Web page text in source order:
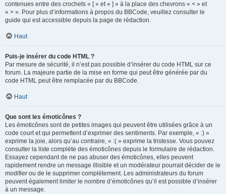
contenues entre des crochets « [ » et « ] » à la place des chevrons « < » et
« > ». Pour plus d’informations à propos du BBCode, veuillez consulter le
guide qui est accessible depuis la page de rédaction.
Haut
Puis-je insérer du code HTML ?
Par mesure de sécurité, il n’est pas possible d’insérer du code HTML sur ce
forum. La majeure partie de la mise en forme qui peut être générée par du
code HTML peut être remplacée par du BBCode.
Haut
Que sont les émoticônes ?
Les émoticônes sont de petites images qui peuvent être utilisées grâce à un
code court et qui permettent d’exprimer des sentiments. Par exemple, « :) »
exprime la joie, alors qu’au contraire, « :( » exprime la tristesse. Vous pouvez
consulter la liste complète des émoticônes depuis le formulaire de rédaction.
Essayez cependant de ne pas abuser des émoticônes, elles peuvent
rapidement rendre un message illisible et un modérateur pourrait décider de le
modifier ou de le supprimer complètement. Les administrateurs du forum
peuvent également limiter le nombre d’émoticônes qu’il est possible d’insérer
à un message.